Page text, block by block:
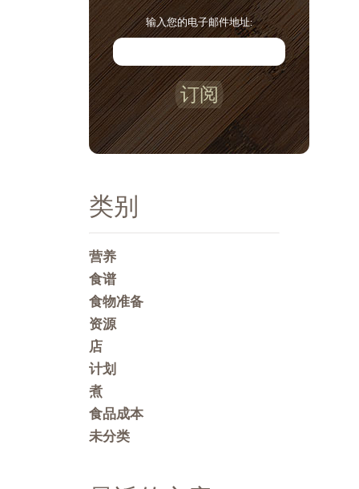
输入您的电子邮件地址:
订阅
类别
营养
食谱
食物准备
资源
店
计划
煮
食品成本
未分类